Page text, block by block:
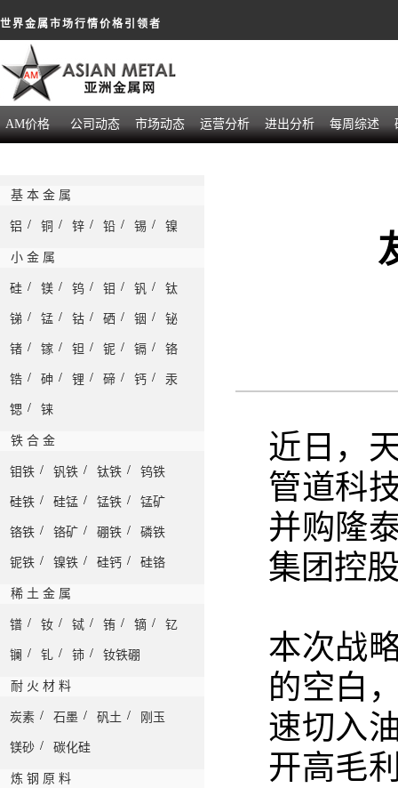
世界金属市场行情价格引领者
AM价格 公司动态 市场动态 运营分析 进出分析 每周综述
基 本 金 属
铝 / 铜 / 锌 / 铅 / 锡 / 镍
小 金 属
硅 / 镁 / 钨 / 钼 / 钒 / 钛
锑 / 锰 / 钴 / 硒 / 铟 / 铋
锗 / 镓 / 钽 / 铌 / 镉 / 铬
锆 / 砷 / 锂 / 碲 / 钙 / 汞
锶 / 铼
铁 合 金
钼铁 / 钒铁 / 钛铁 / 钨铁
硅铁 / 硅锰 / 锰铁 / 锰矿
铬铁 / 铬矿 / 硼铁 / 磷铁
铌铁 / 镍铁 / 硅钙 / 硅铬
稀 土 金 属
镨 / 钕 / 铽 / 铕 / 镝 / 钇
镧 / 钆 / 铈 / 钕铁硼
耐 火 材 料
炭素 / 石墨 / 矾土 / 刚玉
镁砂 / 碳化硅
炼 钢 原 料
近日，
管道科
并购隆
集团控
本次战
的空白
速切入
开高毛